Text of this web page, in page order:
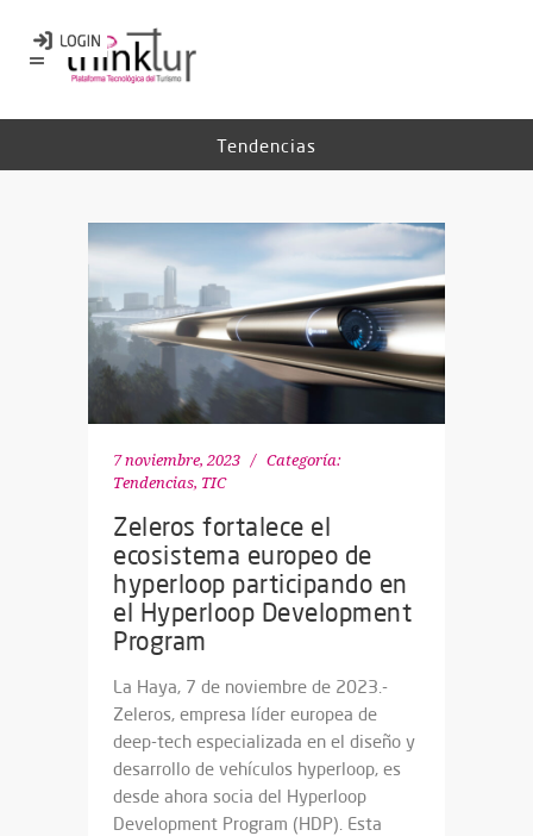
Tendencias
7 noviembre, 2023
Categoría:
Tendencias, TIC
Zeleros fortalece el
ecosistema europeo de
hyperloop participando en
el Hyperloop Development
Program
La Haya, 7 de noviembre de 2023.-
Zeleros, empresa líder europea de
deep-tech especializada en el diseño y
desarrollo de vehículos hyperloop, es
desde ahora socia del Hyperloop
Development Program (HDP). Esta